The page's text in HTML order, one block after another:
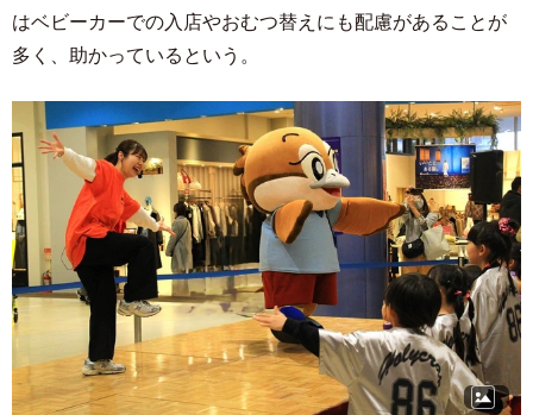
はベビーカーでの入店やおむつ替えにも配慮があることが
多く、助かっているという。